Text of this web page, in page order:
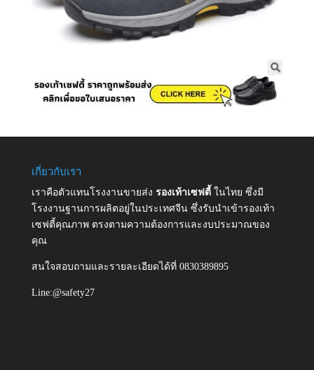
เกี่ยวกับเรา
เราคือตัวแทนโรงงานขายส่ง รองเท้าเซฟตี้ ในไทย ซึ่งมี
โรงงานฐานการผลิตอยู่ในประเทศจีน ซึ่งรับนำเข้ารองเท้า
เซฟตี้คุณภาพ ตรงตามความต้องการและงบประมาณของ
คุณ
สนใจสอบถามและรายละเอียดได้ที่ 0830389895
Line:@safety27